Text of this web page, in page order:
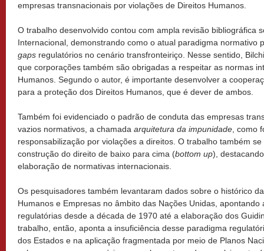
empresas transnacionais por violações de Direitos Humanos.
O trabalho desenvolvido contou com ampla revisão bibliográfica
Internacional, demonstrando como o atual paradigma normativo
gaps regulatórios no cenário transfronteiriço. Nesse sentido,
que corporações também são obrigadas a respeitar as normas
Humanos. Segundo o autor, é importante desenvolver a
para a proteção dos Direitos Humanos, que é dever de ambos.
Também foi evidenciado o padrão de conduta das empresas
vazios normativos, a chamada arquitetura da impunidade , como
responsabilização por violações a direitos. O trabalho também
construção do direito de baixo para cima (bottom up),
elaboração de normativas internacionais.
Os pesquisadores também levantaram dados sobre o histórico
Humanos e Empresas no âmbito das Nações Unidas, apontando
regulatórias desde a década de 1970 até a elaboração dos
trabalho, então, aponta a insuficiência desse paradigma
dos Estados e na aplicação fragmentada por meio de Planos